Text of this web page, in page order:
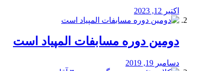
اکتبر 12, 2023
دومین دوره مسابفات المپیاد است
دسامبر 19, 2019